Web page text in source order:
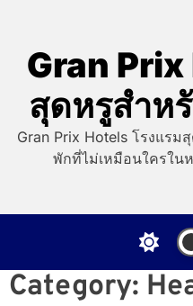
contentGran
สุดหรูสำห
Gran Prix Hotels โรงแร
พักที่ไม่เหมือนใครใน
Category: